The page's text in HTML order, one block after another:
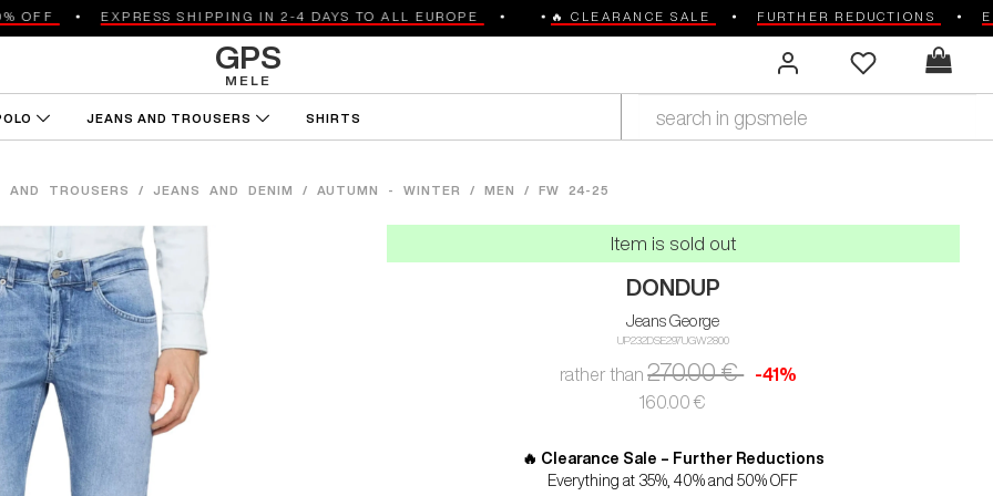
EXPRESS SHIPPING IN 2-4 DAYS TO ALL EUROPE 🔥 CLEARANCE SALE FURTHER REDUCTIONS
GPS
MELE
JEANS AND TROUSERS SHIRTS
AND TROUSERS / JEANS AND DENIM / AUTUMN - WINTER / MEN / FW 24-25
Item is sold out
DONDUP
Jeans George
UP232DSE297UGW2800
rather than270.00 €
-41%
160.00 €
🔥 Clearance Sale – Further Reductions
Everything at 35%, 40% and 50% OFF